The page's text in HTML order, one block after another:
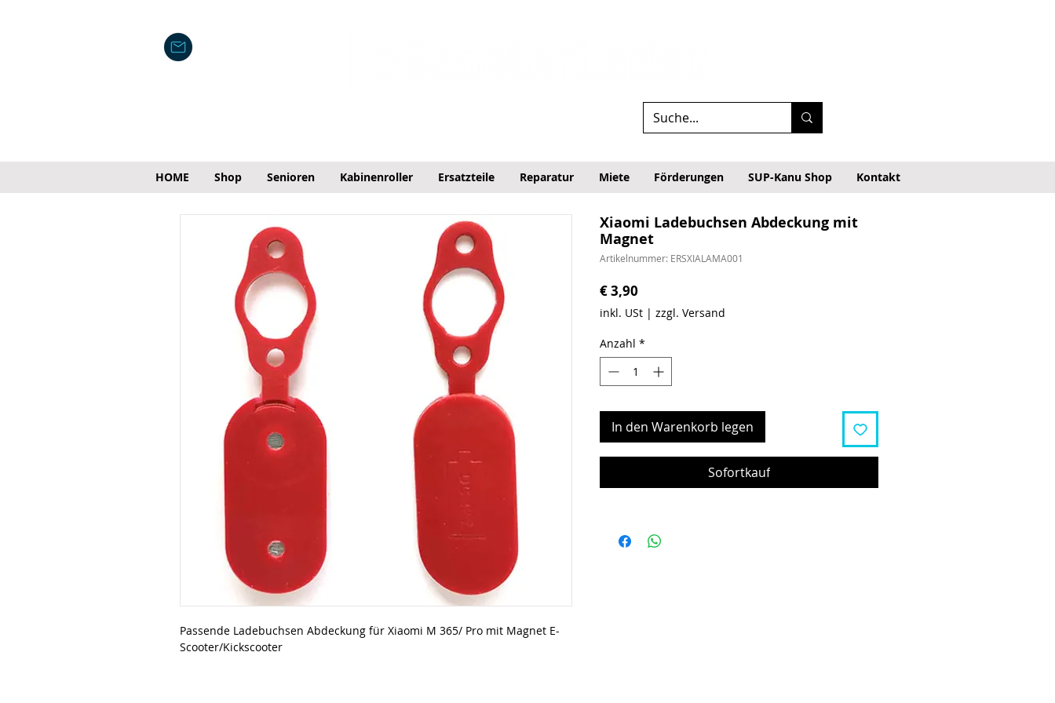
HOME Shop Senioren Kabinenroller Ersatzteile Reparatur Miete Förderungen SUP-Kanu Shop Kontakt
Passende Ladebuchsen Abdeckung für Xiaomi M 365/ Pro mit Magnet E-
Scooter/Kickscooter
Xiaomi Ladebuchsen Abdeckung mit
Magnet
Artikelnummer: ERSXIALAMA001
€ 3,90Preis
inkl. USt| zzgl. Versand
Anzahl *
In den Warenkorb legen
Sofortkauf